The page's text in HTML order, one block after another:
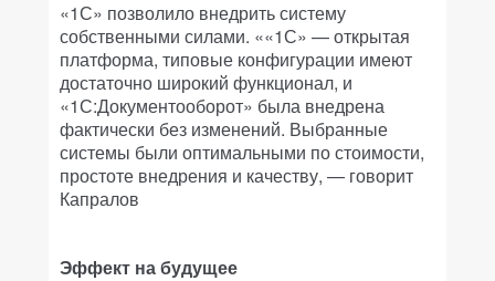
«1С» позволило внедрить систему
собственными силами. ««1С» — открытая
платформа, типовые конфигурации имеют
достаточно широкий функционал, и
«1С:Документооборот» была внедрена
фактически без изменений. Выбранные
системы были оптимальными по стоимости,
простоте внедрения и качеству, — говорит
Капралов
Эффект на будущее